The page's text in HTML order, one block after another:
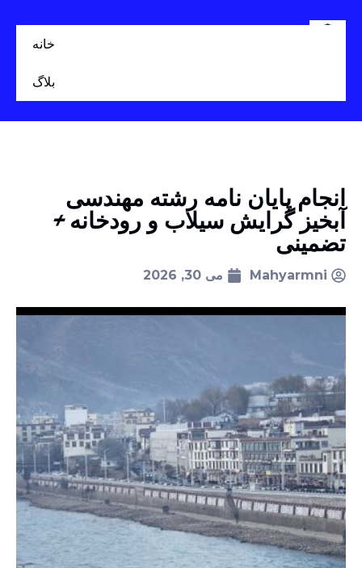
خانه
بلاگ
انجام پایان نامه رشته مهندسی
آبخیز گرایش سیلاب و رودخانه +
تضمینی
Mahyarmni می 30, 2026